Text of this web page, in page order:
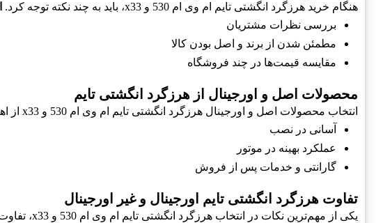
هنگام خرید هرزگرد انگشتی تایم ام وی ام 530 و x33، باید به چند نکته توجه کرد.
بررسی نظرات مشتریان
مطمئن شدن از برند و اصل بودن کالا
مقایسه قیمت‌ها در چند فروشگاه
محصولات اصل و اورجینال از هرزگرد انگشتی تایم
انتخاب محصولات اصل و اورجینال هرزگرد انگشتی تایم ام وی ام 530 و x33 از اهمیت بالایی برخوردار است.
آسانی در نصب
عملکرد بهینه در موتور
گارانتی و خدمات پس از فروش
تفاوت هرزگرد انگشتی تایم اورجینال و غیر اورجینال
یکی از مهم‌ترین نکات در انتخاب هرزگرد انگشتی تایم ام وی ام 530 و x33، تفاوت بین محصولات اورجینال و غیر اورجینال است.